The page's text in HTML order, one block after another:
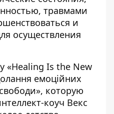
травмами
и
осуществления
«Healing Is the New
емоційних
которую
коуч Векс